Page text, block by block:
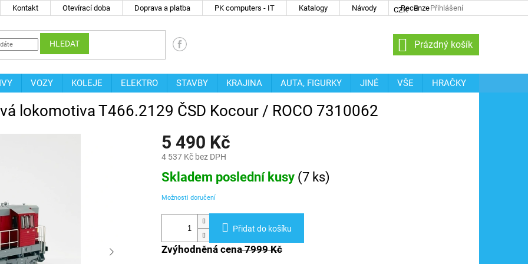
Kontakt Otevírací doba Doprava a platba PK computers - IT Katalogy Návody Recenze
CZK Přihlášení
HLEDAT
NÁKUPNÍ
KOŠÍK
Prázdný košík
VOZY KOLEJE ELEKTRO STAVBY KRAJINA AUTA, FIGURKY JINÉ VŠE
HRAČKY
lokomotiva T466.2129 ČSD Kocour / ROCO 7310062
5 490 Kč
4 537 Kč bez DPH
Měrná
cena:
Skladem poslední kusy (7 ks)
Možnosti doručení
Přidat do košíku
Zvýhodněná cena7999 Kč